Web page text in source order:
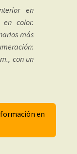
en
color.
más
con un
en